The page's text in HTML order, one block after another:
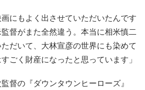
にもよく出させていただいたんです
督がまた全然違う。本当に相米慎二
だいて、大林宣彦の世界にも染めて
ごく財産になったと思っています」
督の『ダウンタウンヒーローズ』